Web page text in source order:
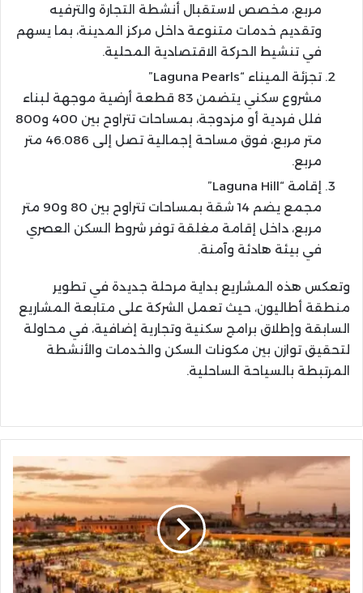
مربع، مخصص لاستقبال أنشطة التجارة والترفيه
وتقديم خدمات متنوعة داخل مركز المدينة، بما يسهم
في تنشيط الحركة الاقتصادية المحلية.
تجزئة الميناء “Laguna Pearls”
مشروع سكني يتضمن 83 قطعة أرضية موجهة لبناء
فلل فردية أو مزدوجة، بمساحات تتراوح بين 400 و800
متر مربع، فوق مساحة إجمالية تصل إلى 46.086 متر
مربع.
إقامة “Laguna Hill”
مجمع يضم 14 شقة بمساحات تتراوح بين 80 و90 متر
مربع، داخل إقامة مغلقة توفر شروط السكن العصري
في بيئة هادئة وآمنة.
وتعكس هذه المشاريع بداية مرحلة جديدة في تطوير
منطقة أطاليون، حيث تعمل الشركة على متابعة المشاريع
السابقة وإطلاق برامج سكنية وتجارية إضافية، في محاولة
لتحقيق توازن بين مكونات السكن والخدمات والأنشطة
المرتبطة بالسياحة الساحلية.
رقم
في
عدد
السياح
الوافدين
على